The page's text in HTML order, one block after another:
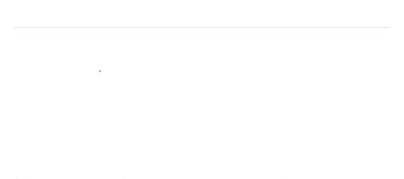
Osloviť nových hostí